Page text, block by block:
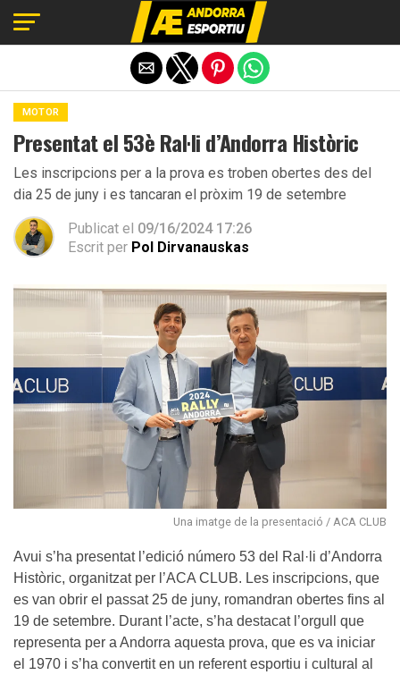
MOTOR
Presentat el 53è Ral·li d’Andorra Històric
Les inscripcions per a la prova es troben obertes des del
dia 25 de juny i es tancaran el pròxim 19 de setembre
Publicat el 09/16/2024 17:26
Escrit per Pol Dirvanauskas
Una imatge de la presentació / ACA CLUB
Avui s’ha presentat l’edició número 53 del Ral·li d’Andorra
Històric, organitzat per l’ACA CLUB. Les inscripcions, que
es van obrir el passat 25 de juny, romandran obertes fins al
19 de setembre. Durant l’acte, s’ha destacat l’orgull que
representa per a Andorra aquesta prova, que es va iniciar
el 1970 i s’ha convertit en un referent esportiu i cultural al
Exit mobile version